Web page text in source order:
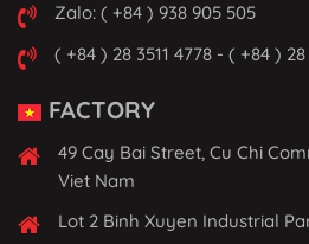
Zalo: ( +84 ) 938 905 505
( +84 ) 28 3511 4778 - ( +84 ) 28
FACTORY
49 Cay Bai Street, Cu Chi
Viet Nam
Lot 2 Binh Xuyen Industrial